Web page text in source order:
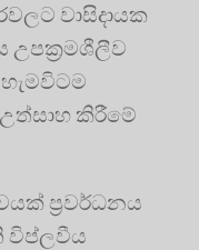
වාසිදායක
උපක්‍රමශීලීව
කිරීමේ
ප්‍රවර්ධනය
විප්ලවීය